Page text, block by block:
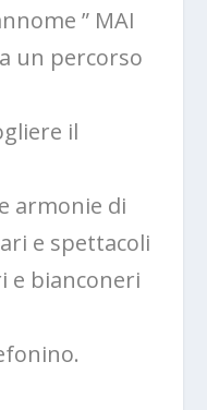
” MAI
un percorso
il
armonie di
e spettacoli
e bianconeri